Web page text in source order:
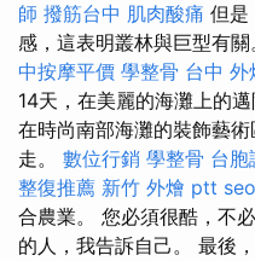
師 撥筋台中 肌肉酸痛 但是
感，這表明叢林與巨型有關
中按摩平價 學整骨 台中 外
14天，在美麗的海灘上的
在時尚南部海灘的裝飾藝
走。 數位行銷 學整骨 台胞
整復推薦 新竹 外燴 ptt
合農業。 您必須很酷，不
的人，我告訴自己。 最後